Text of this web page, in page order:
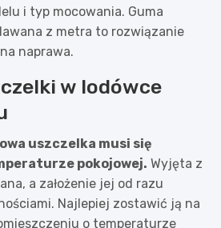
i typ mocowania. Guma
z metra to rozwiązanie
naprawa.
w lodówce
uszczelka musi się
pokojowej. Wyjęta z
a założenie jej od razu
Najlepiej zostawić ją na
o temperaturze